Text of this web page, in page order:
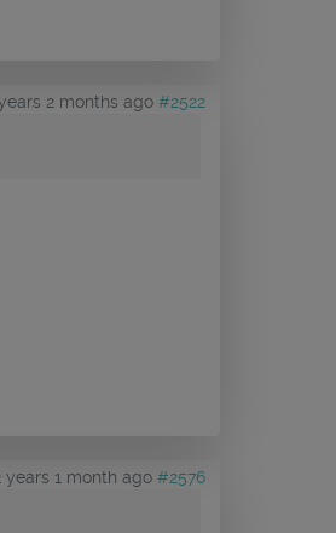
2 months ago #2522
years 1 month ago #2576